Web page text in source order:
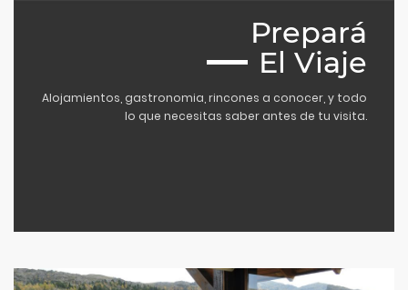
Prepará
El Viaje
Alojamientos, gastronomia, rincones a conocer, y todo
lo que necesitas saber antes de tu visita.